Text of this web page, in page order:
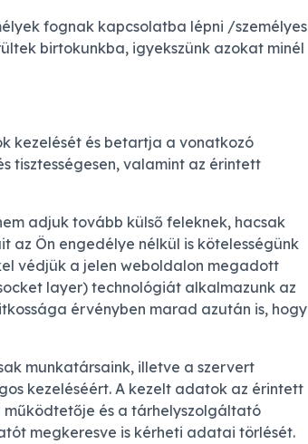
fognak kapcsolatba lépni /személyes
birtokunkba, igyekszünk azokat minél
kezelését és betartja a vonatkozó
tisztességesen, valamint az érintett
adjuk tovább külső feleknek, hacsak
Ön engedélye nélkül is kötelességünk
védjük a jelen weboldalon megadott
layer) technológiát alkalmazunk az
érvényben marad azután is, hogy
munkatársaink, illetve a szervert
kezeléséért. A kezelt adatok az érintett
és a tárhelyszolgáltató
megkeresve is kérheti adatai törlését.